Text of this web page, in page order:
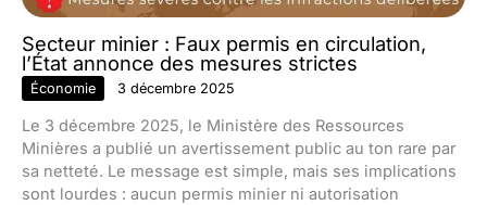
Secteur minier : Faux permis en circulation,
l’État annonce des mesures strictes
Économie 3 décembre 2025
Le 3 décembre 2025, le Ministère des Ressources
Minières a publié un avertissement public au ton rare par
sa netteté. Le message est simple, mais ses implications
sont lourdes : aucun permis minier ni autorisation